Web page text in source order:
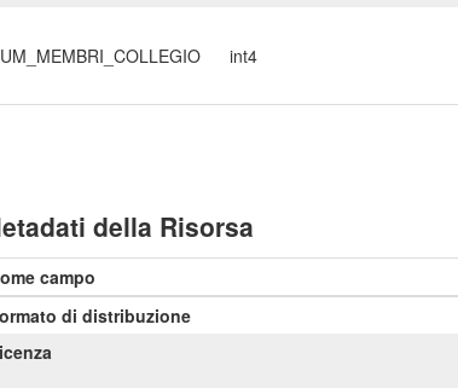
int4
della Risorsa
campo
di distribuzione